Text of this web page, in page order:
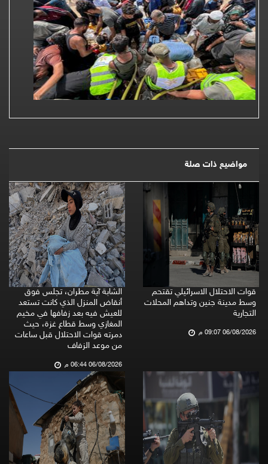
مواضيع ذات صلة
قوات الاحتلال الاسرائيلي تقتحم
وسط مدينة جنين وتداهم المحلات
التجارية
06/08/2026 09:07 م
الشابة آية مطران، تجلس فوق
أنقاض المنزل الذي كانت تستعد
للعيش فيه بعد زفافها في مخيم
المغازي وسط قطاع غزة، حيث
دمرته قوات الاحتلال قبل ساعات
من موعد الزفاف
06/08/2026 06:44 م